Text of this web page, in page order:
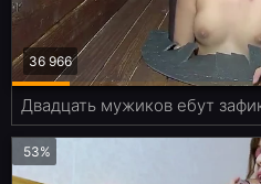
36 966
53%